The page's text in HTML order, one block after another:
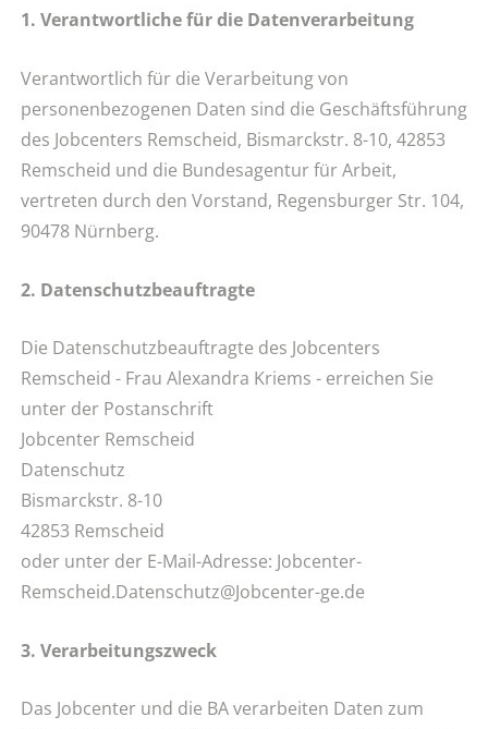
1. Verantwortliche für die Datenverarbeitung
Verantwortlich für die Verarbeitung von
personenbezogenen Daten sind die Geschäftsführung
des Jobcenters Remscheid, Bismarckstr. 8-10, 42853
Remscheid und die Bundesagentur für Arbeit,
vertreten durch den Vorstand, Regensburger Str. 104,
90478 Nürnberg.
2. Datenschutzbeauftragte
Die Datenschutzbeauftragte des Jobcenters
Remscheid - Frau Alexandra Kriems - erreichen Sie
unter der Postanschrift
Jobcenter Remscheid
Datenschutz
Bismarckstr. 8-10
42853 Remscheid
oder unter der E-Mail-Adresse: Jobcenter-
Remscheid.Datenschutz@Jobcenter-ge.de
3. Verarbeitungszweck
Das Jobcenter und die BA verarbeiten Daten zum